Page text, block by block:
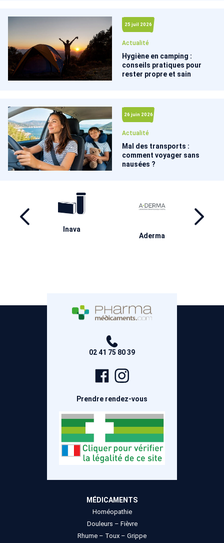
25 juil 2026
Actualité
Hygiène en camping :
conseils pratiques pour
rester propre et sain
26 juin 2026
Actualité
Mal des transports :
comment voyager sans
nausées ?
Inava
Aderma
02 41 75 80 39
Page
Facebook
Prendre rendez-vous
MÉDICAMENTS
Homéopathie
Douleurs – Fièvre
Rhume – Toux – Grippe